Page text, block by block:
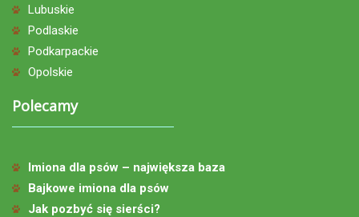
Lubuskie
Podlaskie
Podkarpackie
Opolskie
Polecamy
Imiona dla psów – największa baza
Bajkowe imiona dla psów
Jak pozbyć się sierści?